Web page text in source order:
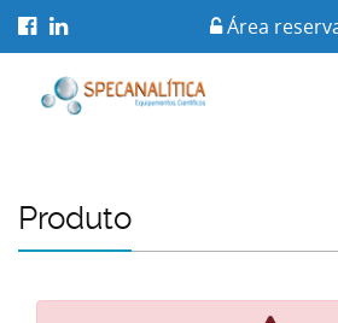
Área
Produto